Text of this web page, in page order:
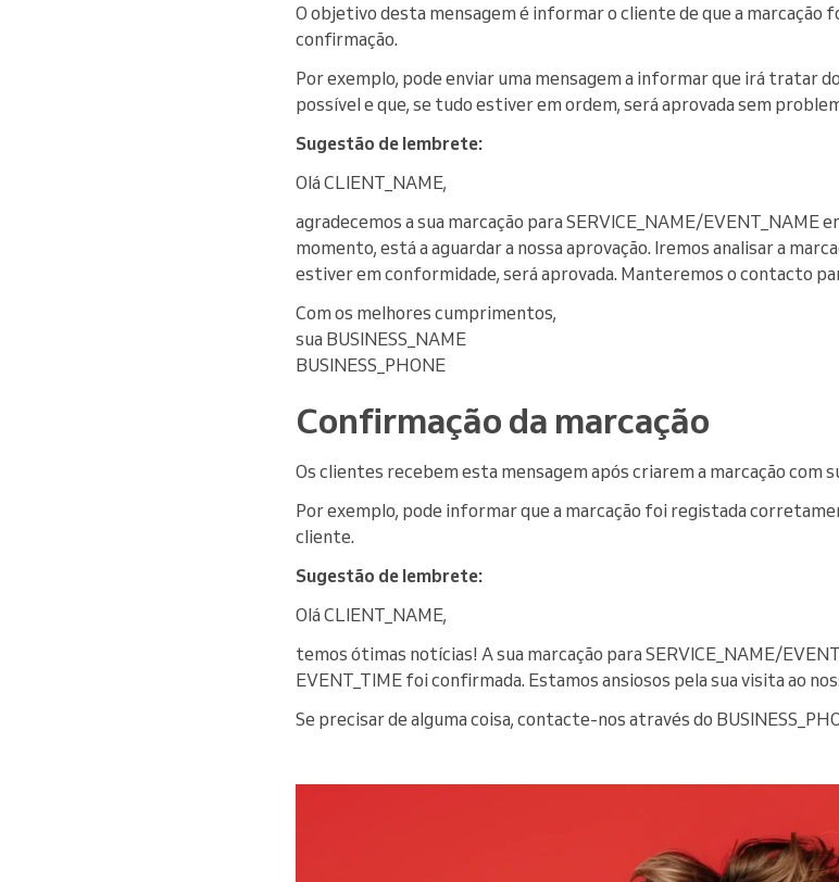
O objetivo desta mensagem é informar o cliente de que a marcação
confirmação.
Por exemplo, pode enviar uma mensagem a informar que irá tratar
possível e que, se tudo estiver em ordem, será aprovada sem
Sugestão de lembrete:
Olá CLIENT_NAME,
agradecemos a sua marcação para SERVICE_NAME/EVENT_NAME
momento, está a aguardar a nossa aprovação. Iremos analisar a
estiver em conformidade, será aprovada. Manteremos o contacto
Com os melhores cumprimentos,
sua BUSINESS_NAME
BUSINESS_PHONE
Confirmação da marcação
Os clientes recebem esta mensagem após criarem a marcação com
Por exemplo, pode informar que a marcação foi registada
cliente.
Sugestão de lembrete:
Olá CLIENT_NAME,
temos ótimas notícias! A sua marcação para SERVICE_NAME/
EVENT_TIME foi confirmada. Estamos ansiosos pela sua visita ao
Se precisar de alguma coisa, contacte-nos através do